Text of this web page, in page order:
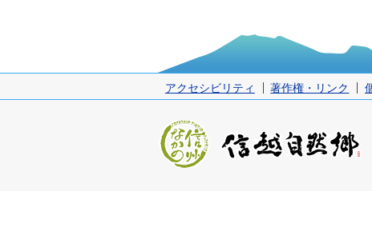
アクセシビリティ 著作権・リンク